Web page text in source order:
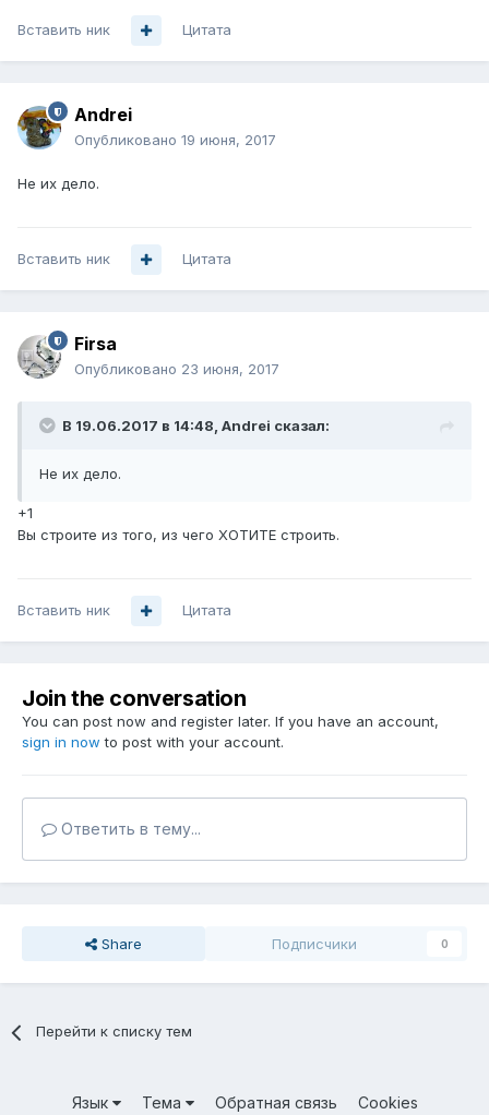
Вставить ник Цитата
Andrei
Опубликовано 19 июня, 2017
Не их дело.
Вставить ник Цитата
Firsa
Опубликовано 23 июня, 2017
В 19.06.2017 в 14:48, Andrei сказал:
Не их дело.
+1
Вы строите из того, из чего ХОТИТЕ строить.
Вставить ник Цитата
Join the conversation
You can post now and register later. If you have an account,
sign in now to post with your account.
Ответить в тему...
Share Подписчики 0
Перейти к списку тем
Язык Тема Обратная связь Cookies